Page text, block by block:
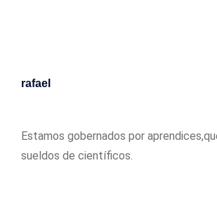
rafael
Estamos gobernados por
sueldos de científicos.